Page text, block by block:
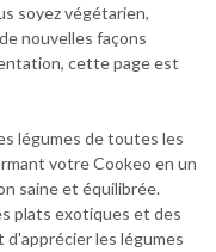
soyez végétarien,
nouvelles façons
cette page est
légumes de toutes les
votre Cookeo en un
saine et équilibrée.
plats exotiques et des
les légumes